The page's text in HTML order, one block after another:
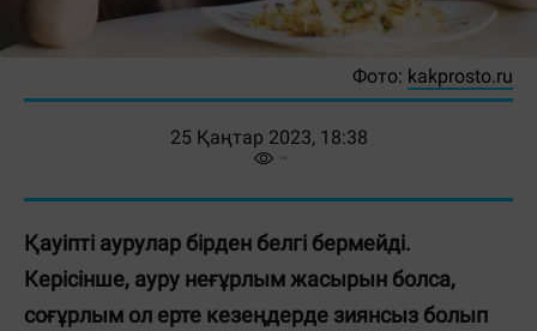
Фото: kakprosto.ru
25 Қаңтар 2023, 18:38
Қауіпті аурулар бірден белгі бермейді.
Керісінше, ауру неғұрлым жасырын болса,
соғұрлым ол ерте кезеңдерде зиянсыз болып